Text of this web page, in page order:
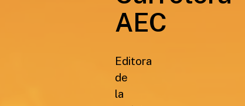
AEC
Editora
de
la